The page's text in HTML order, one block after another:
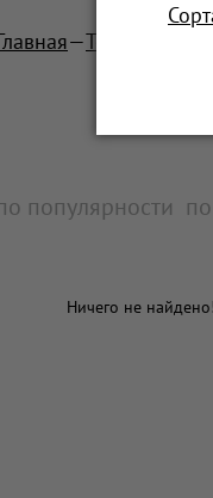
Техника для
популярности
Ничего не